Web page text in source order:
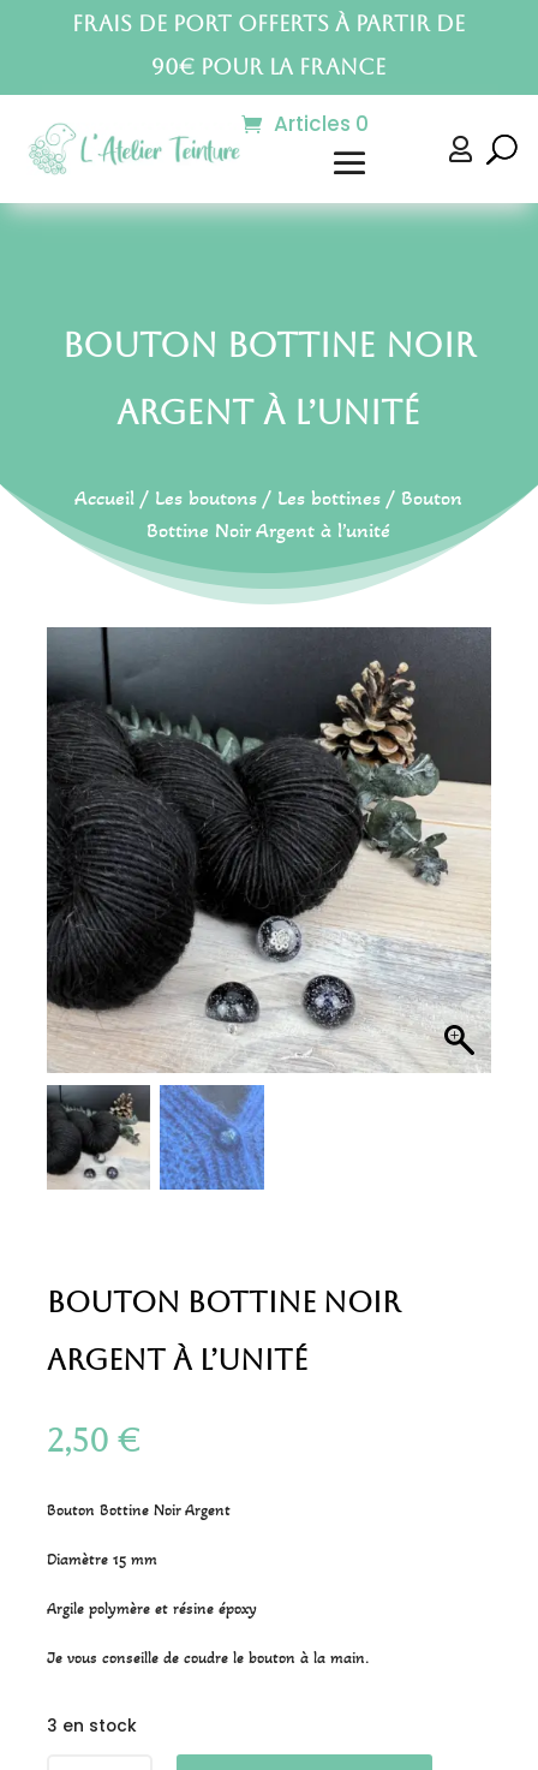
Frais de port offerts à partir de
90€ pour la France
Articles 0

Bouton Bottine Noir
Argent à l’unité
Accueil / Les boutons / Les bottines / Bouton
Bottine Noir Argent à l’unité
Bouton Bottine Noir
Argent à l’unité
2,50 €
Bouton Bottine Noir Argent
Diamètre 15 mm
Argile polymère et résine époxy
Je vous conseille de coudre le bouton à la main.
3 en stock